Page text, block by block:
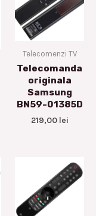
Telecomenzi TV
Telecomanda
originala
Samsung
BN59-01385D
219,00 lei